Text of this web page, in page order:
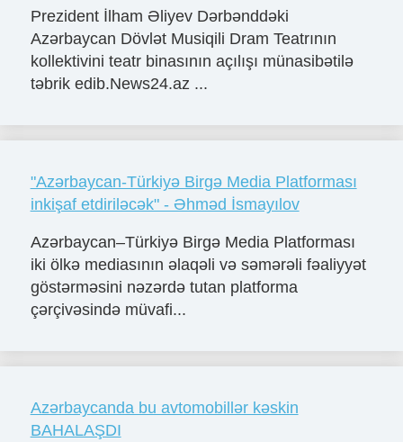
Prezident İlham Əliyev Dərbənddəki
Azərbaycan Dövlət Musiqili Dram Teatrının
kollektivini teatr binasının açılışı münasibətilə
təbrik edib.News24.az ...
"Azərbaycan-Türkiyə Birgə Media Platforması
inkişaf etdiriləcək" - Əhməd İsmayılov
Azərbaycan–Türkiyə Birgə Media Platforması
iki ölkə mediasının əlaqəli və səmərəli fəaliyyət
göstərməsini nəzərdə tutan platforma
çərçivəsində müvafi...
Azərbaycanda bu avtomobillər kəskin
BAHALAŞDI